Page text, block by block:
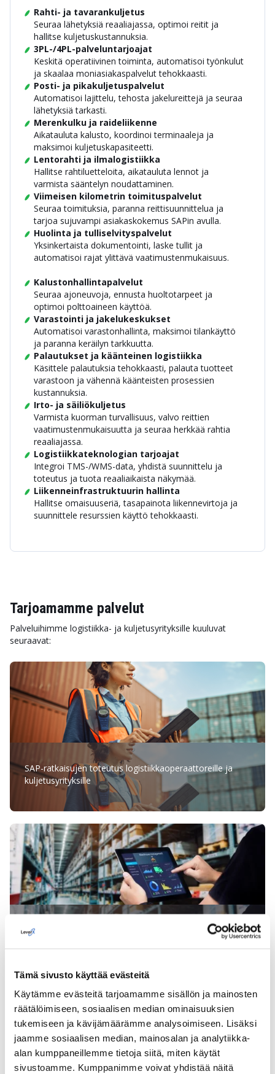
Tämä sivusto käyttää evästeitä
Käytämme evästeitä tarjoamamme sisällön ja mainosten
räätälöimiseen, sosiaalisen median ominaisuuksien
tukemiseen ja kävijämäärämme analysoimiseen. Lisäksi
jaamme sosiaalisen median, mainosalan ja analytiikka-
alan kumppaneillemme tietoja siitä, miten käytät
sivustoamme. Kumppanimme voivat yhdistää näitä
Rahti- ja tavarankuljetus
Seuraa lähetyksiä reaaliajassa, optimoi reitit ja
hallitse kuljetuskustannuksia.
3PL-/4PL-palveluntarjoajat
Keskitä operatiivinen toiminta, automatisoi työnkulut
ja skaalaa moniasiakaspalvelut tehokkaasti.
Posti- ja pikakuljetuspalvelut
Automatisoi lajittelu, tehosta jakelureittejä ja seuraa
lähetyksiä tarkasti.
Merenkulku ja raideliikenne
Aikatauluta kalusto, koordinoi terminaaleja ja
maksimoi kuljetuskapasiteetti.
Lentorahti ja ilmalogistiikka
Hallitse rahtiluetteloita, aikatauluta lennot ja
varmista sääntelyn noudattaminen.
Viimeisen kilometrin toimituspalvelut
Seuraa toimituksia, paranna reittisuunnittelua ja
tarjoa sujuvampi asiakaskokemus SAPin avulla.
Huolinta ja tulliselvityspalvelut
Yksinkertaista dokumentointi, laske tullit ja
automatisoi rajat ylittävä vaatimustenmukaisuus.
Kalustonhallintapalvelut
Seuraa ajoneuvoja, ennusta huoltotarpeet ja
optimoi polttoaineen käyttöä.
Varastointi ja jakelukeskukset
Automatisoi varastonhallinta, maksimoi tilankäyttö
ja paranna keräilyn tarkkuutta.
Palautukset ja käänteinen logistiikka
Käsittele palautuksia tehokkaasti, palauta tuotteet
varastoon ja vähennä käänteisten prosessien
kustannuksia.
Irto- ja säiliökuljetus
Varmista kuorman turvallisuus, valvo reittien
vaatimustenmukaisuutta ja seuraa herkkää rahtia
reaaliajassa.
Logistiikkateknologian tarjoajat
Integroi TMS-/WMS-data, yhdistä suunnittelu ja
toteutus ja tuota reaaliaikaista näkymää.
Liikenneinfrastruktuurin hallinta
Hallitse omaisuuseriä, tasapainota liikennevirtoja ja
suunnittele resurssien käyttö tehokkaasti.
Tarjoamamme palvelut
Palveluihimme logistiikka- ja kuljetusyrityksille kuuluvat
seuraavat:
SAP-ratkaisujen toteutus logistiikkaoperaattoreille ja
kuljetusyrityksille
Liiketoimintaprosessien optimointi kuljetusten